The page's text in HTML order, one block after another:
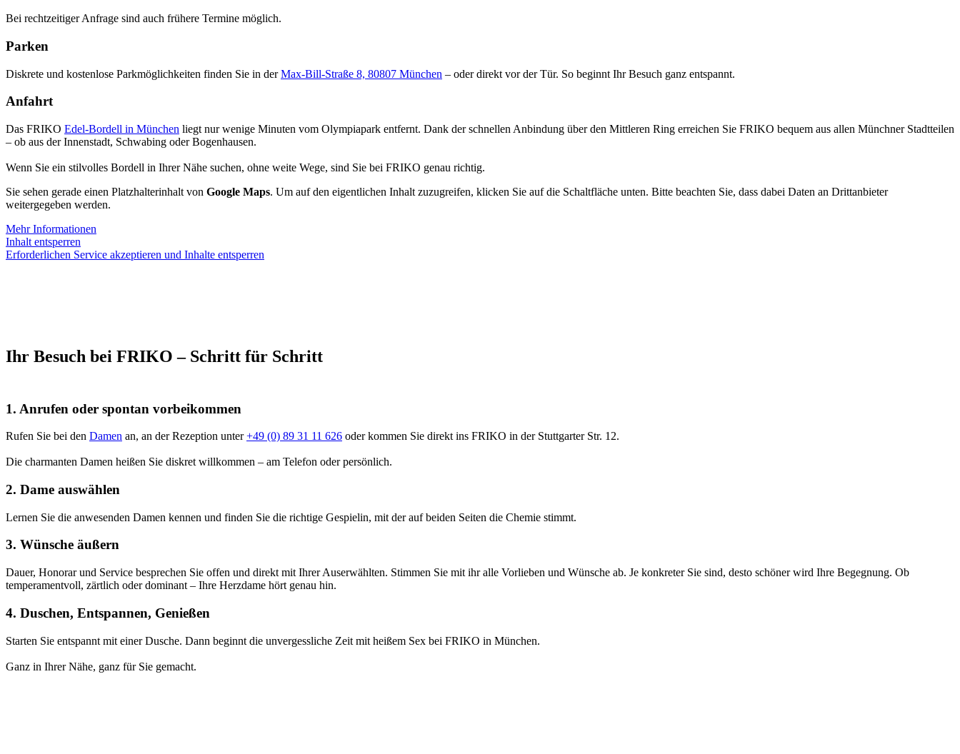
Bei rechtzeitiger Anfrage sind auch frühere Termine möglich.
Parken
Diskrete und kostenlose Parkmöglichkeiten finden Sie in derMax-Bill-Straße 8, 80807 München – oder direkt vor der Tür. So beginnt Ihr Besuch ganz entspannt.
Anfahrt
Das FRIKO Edel-Bordell in München liegt nur wenige Minuten vom Olympiapark entfernt. Dank der schnellen Anbindung über den Mittleren Ring erreichen Sie FRIKO bequem aus allen Münchner Stadtteilen
– ob aus der Innenstadt, Schwabing oder Bogenhausen.
Wenn Sie ein stilvolles Bordell in Ihrer Nähe suchen, ohne weite Wege, sind Sie bei FRIKO genau richtig.
Sie sehen gerade einen Platzhalterinhalt von Google Maps. Um auf den eigentlichen Inhalt zuzugreifen, klicken Sie auf die Schaltfläche unten. Bitte beachten Sie, dass dabei Daten an Drittanbieter
weitergegeben werden.
Mehr Informationen
Inhalt entsperren
Erforderlichen Service akzeptieren und Inhalte entsperren
Ihr Besuch bei FRIKO – Schritt für Schritt
1. Anrufen oder spontan vorbeikommen
Rufen Sie bei den Damen an, an der Rezeption unter+49 (0) 89 31 11 626 oder kommen Sie direkt ins FRIKO in der Stuttgarter Str. 12.
Die charmanten Damen heißen Sie diskret willkommen – am Telefon oder persönlich.
2. Dame auswählen
Lernen Sie die anwesenden Damen kennen und finden Sie die richtige Gespielin, mit der auf beiden Seiten die Chemie stimmt.
3. Wünsche äußern
Dauer, Honorar und Service besprechen Sie offen und direkt mit Ihrer Auserwählten. Stimmen Sie mit ihr alle Vorlieben und Wünsche ab. Je konkreter Sie sind, desto schöner wird Ihre Begegnung. Ob
temperamentvoll, zärtlich oder dominant – Ihre Herzdame hört genau hin.
4. Duschen, Entspannen, Genießen
Starten Sie entspannt mit einer Dusche. Dann beginnt die unvergessliche Zeit mit heißem Sex bei FRIKO in München.
Ganz in Ihrer Nähe, ganz für Sie gemacht.